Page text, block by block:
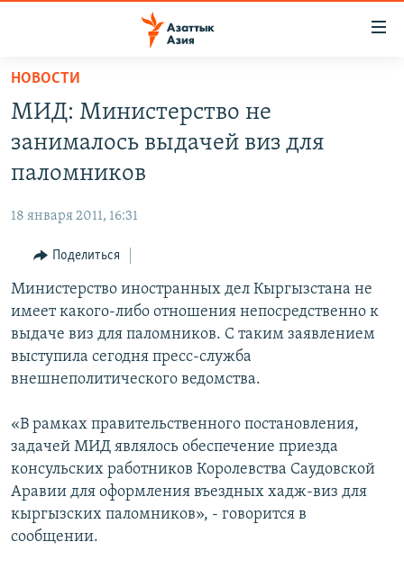
Вернуться
основному
содержанию
главной
навигации
Вернутся
поиску
ТАДЖИКИСТАН
НОВОСТИ
ҚАЗАҚША
КЫРГЫЗЧА
ЎЗБЕКЧА
TÜRKMENÇE
НОВОСТИ
МИД: Министерство не
занималось выдачей виз для
паломников
18 января 2011, 16:31
Поделиться
Министерство иностранных дел Кыргызстана не
имеет какого-либо отношения непосредственно к
выдаче виз для паломников. С таким заявлением
выступила сегодня пресс-служба
внешнеполитического ведомства.
«В рамках правительственного постановления,
задачей МИД являлось обеспечение приезда
консульских работников Королевства Саудовской
Аравии для оформления въездных хадж-виз для
кыргызских паломников», - говорится в
сообщении.